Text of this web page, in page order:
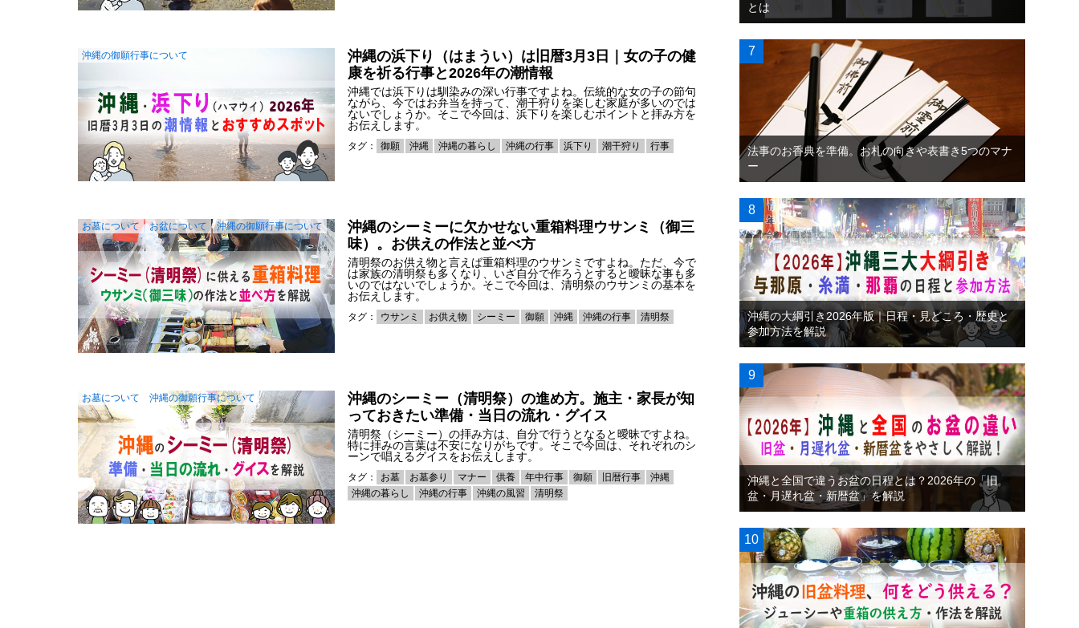
沖縄の御願行事について
沖縄の浜下り（はまうい）は旧暦3月3日｜女の子の健
康を祈る行事と2026年の潮情報
沖縄では浜下りは馴染みの深い行事ですよね。伝統的な女の子の節句
ながら、今ではお弁当を持って、潮干狩りを楽しむ家庭が多いのでは
ないでしょうか。そこで今回は、浜下りを楽しむポイントと拝み方を
お伝えします。
タグ： 御願 沖縄 沖縄の暮らし 沖縄の行事 浜下り 潮干狩り 行事
お墓について お盆について 沖縄の御願行事について
沖縄のシーミーに欠かせない重箱料理ウサンミ（御三
味）。お供えの作法と並べ方
清明祭のお供え物と言えば重箱料理のウサンミですよね。ただ、今で
は家族の清明祭も多くなり、いざ自分で作ろうとすると曖昧な事も多
いのではないでしょうか。そこで今回は、清明祭のウサンミの基本を
お伝えします。
タグ： ウサンミ お供え物 シーミー 御願 沖縄 沖縄の行事 清明祭
お墓について 沖縄の御願行事について
沖縄のシーミー（清明祭）の進め方。施主・家長が知
っておきたい準備・当日の流れ・グイス
清明祭（シーミー）の拝み方は、自分で行うとなると曖昧ですよね。
特に拝みの言葉は不安になりがちです。そこで今回は、それぞれのシ
ーンで唱えるグイスをお伝えします。
タグ： お墓 お墓参り マナー 供養 年中行事 御願 旧暦行事
沖縄
沖縄の暮らし
沖縄の行事 沖縄の風習 清明祭
とは
法事のお香典を準備。お札の向きや表書き5つのマナ
ー
沖縄の大綱引き2026年版｜日程・見どころ・歴史と
参加方法を解説
沖縄と全国で違うお盆の日程とは？2026年の「旧
盆・月遅れ盆・新暦盆」を解説